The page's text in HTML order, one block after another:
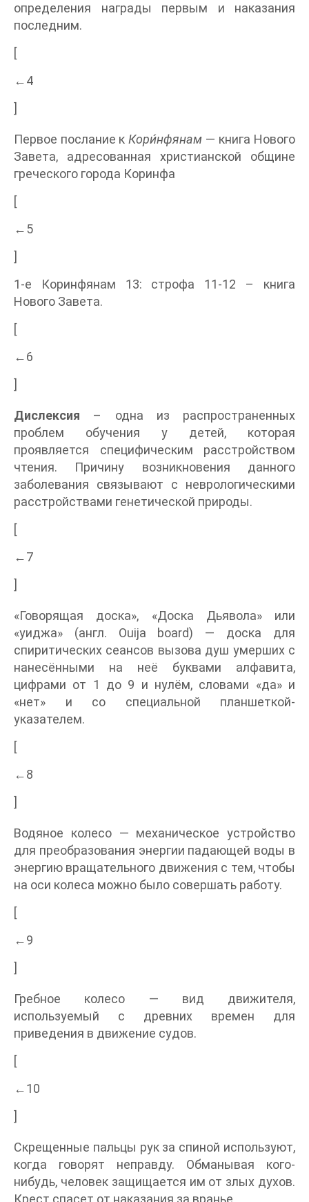
определения награды первым и наказания
последним.
[
←4
]
Первое послание к Кори́нфянам — книга Нового
Завета, адресованная христианской общине
греческого города Коринфа
[
←5
]
1-е Коринфянам 13: строфа 11-12 – книга
Нового Завета.
[
←6
]
Дислексия – одна из распространенных
проблем обучения у детей, которая
проявляется специфическим расстройством
чтения. Причину возникновения данного
заболевания связывают с неврологическими
расстройствами генетической природы.
[
←7
]
«Говорящая доска», «Доска Дьявола» или
«уиджа» (англ. Ouija board) — доска для
спиритических сеансов вызова душ умерших с
нанесёнными на неё буквами алфавита,
цифрами от 1 до 9 и нулём, словами «да» и
«нет» и со специальной планшеткой-
указателем.
[
←8
]
Водяное колесо — механическое устройство
для преобразования энергии падающей воды в
энергию вращательного движения с тем, чтобы
на оси колеса можно было совершать работу.
[
←9
]
Гребное колесо — вид движителя,
используемый с древних времен для
приведения в движение судов.
[
←10
]
Скрещенные пальцы рук за спиной используют,
когда говорят неправду. Обманывая кого-
нибудь, человек защищается им от злых духов.
Крест спасет от наказания за вранье.